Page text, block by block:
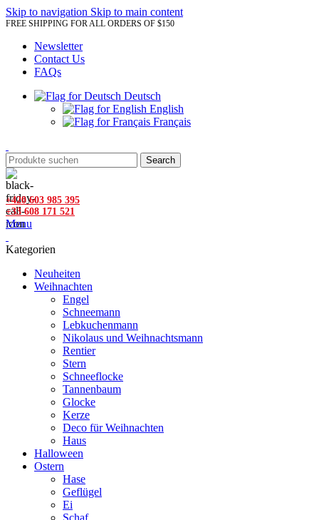
Skip to navigation Skip to main content
FREE SHIPPING FOR ALL ORDERS OF $150
Newsletter
Contact Us
FAQs
Deutsch
English
Français
Search
+420 603 985 395
+33 608 171 521
Menu
Kategorien
Neuheiten
Weihnachten
Engel
Schneemann
Lebkuchenmann
Nikolaus und Weihnachtsmann
Rentier
Stern
Schneeflocke
Tannenbaum
Glocke
Kerze
Deco für Weihnachten
Haus
Halloween
Ostern
Hase
Geflügel
Ei
Schaf